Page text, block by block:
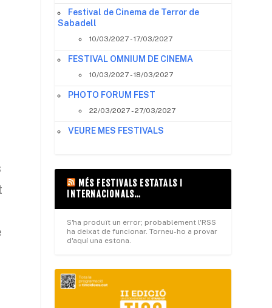
Festival de Cinema de Terror de
Sabadell
10/03/2027 - 17/03/2027
FESTIVAL OMNIUM DE CINEMA
10/03/2027 - 18/03/2027
PHOTO FORUM FEST
22/03/2027 - 27/03/2027
VEURE MES FESTIVALS
MÉS FESTIVALS ESTATALS I
INTERNACIONALS…
S'ha produït un error; probablement l'RSS
ha deixat de funcionar. Torneu-ho a provar
d'aquí una estona.